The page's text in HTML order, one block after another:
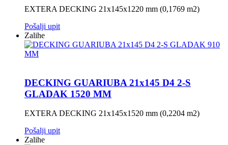
EXTERA DECKING 21x145x1220 mm (0,1769 m2)
Pošalji upit
Zalihe
DECKING GUARIUBA 21x145 D4 2-S
GLADAK 1520 MM
EXTERA DECKING 21x145x1520 mm (0,2204 m2)
Pošalji upit
Zalihe